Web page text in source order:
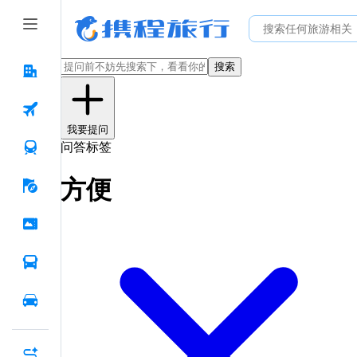
搜索
我要提问
问答标签
方便